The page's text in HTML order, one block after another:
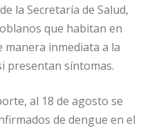
la Secretaría de Salud,
que habitan en
manera inmediata a la
presentan síntomas.
al 18 de agosto se
de dengue en el